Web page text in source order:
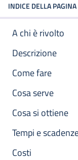
INDICE DELLA PAGINA
A chi è rivolto
Descrizione
Come fare
Cosa serve
Cosa si ottiene
Tempi e
Costi